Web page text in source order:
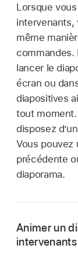
Lorsque
intervenants,
même
commandes.
lancer le
écran ou
diapositives
tout
disposez
Vous pouvez
précédente
diaporama.
Animer un
intervenants